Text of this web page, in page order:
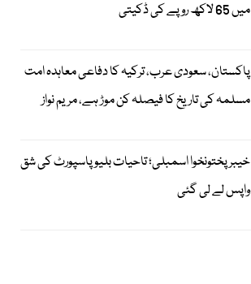
میں 65 لاکھ روپے کی ڈکیتی
پاکستان، سعودی عرب، ترکیہ کا دفاعی معاہدہ امت
مسلمہ کی تاریخ کا فیصلہ کن موڑ ہے، مریم نواز
خیبرپختونخوا اسمبلی؛ تاحیات بلیو پاسپورٹ کی شق
واپس لے لی گئی